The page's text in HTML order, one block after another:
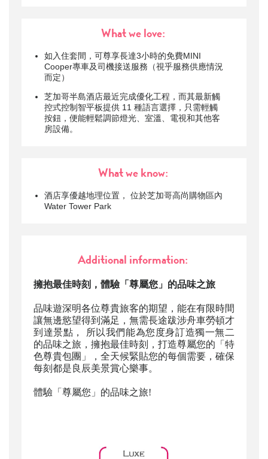
What we love:
如入住套間，可尊享長達3小時的免費MINI
Cooper專車及司機接送服務（視乎服務供應情況
而定）
芝加哥半島酒店最近完成優化工程，而其最新觸
控式控制智平板提供 11 種語言選擇，只需輕觸
按鈕，便能輕鬆調節燈光、室溫、電視和其他客
房設備。
What we know:
酒店享優越地理位置， 位於芝加哥高尚購物區內
Water Tower Park
Additional information:
擁抱最佳時刻，體驗「尊屬您」的品味之旅
品味遊深明各位尊貴旅客的期望，能在有限時間
讓無邊慾望得到滿足，無需長途跋涉舟車勞頓才
到達景點， 所以我們能為您度身訂造獨一無二
的品味之旅，擁抱最佳時刻，打造尊屬您的「特
色尊貴包團」，全天候緊貼您的每個需要，確保
每刻都是良辰美景賞心樂事。
體驗「尊屬您」的品味之旅!